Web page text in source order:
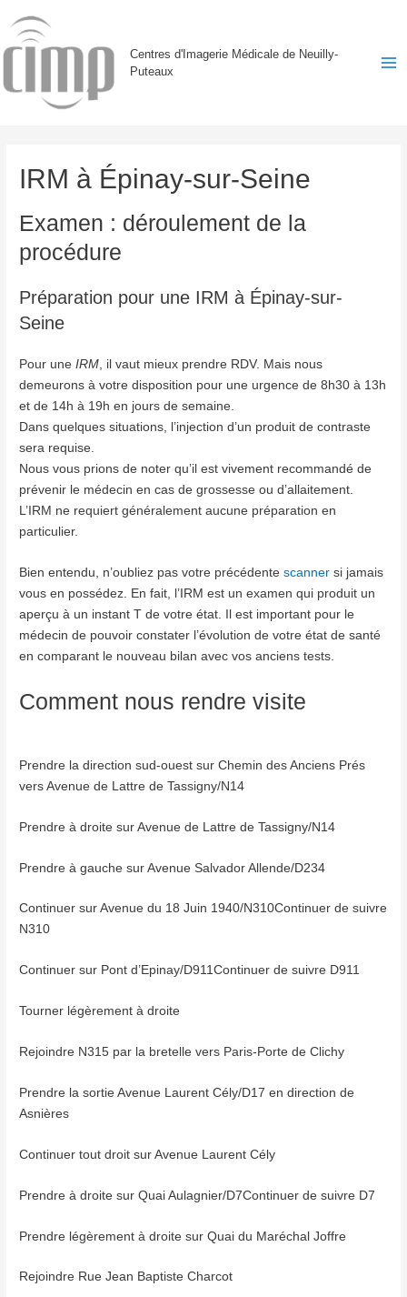
Centres d'Imagerie Médicale de Neuilly-
Puteaux
IRM à Épinay-sur-Seine
Examen : déroulement de la
procédure
Préparation pour une IRM à Épinay-sur-
Seine
Pour uneIRM, il vaut mieux prendre RDV. Mais nous
demeurons à votre disposition pour une urgence de 8h30 à 13h
et de 14h à 19h en jours de semaine.
Dans quelques situations, l’injection d’un produit de contraste
sera requise.
Nous vous prions de noter qu’il est vivement recommandé de
prévenir le médecin en cas de grossesse ou d’allaitement.
L’IRM ne requiert généralement aucune préparation en
particulier.
Bien entendu, n’oubliez pas votre précédentescanner si jamais
vous en possédez. En fait, l’IRM est un examen qui produit un
aperçu à un instant T de votre état. Il est important pour le
médecin de pouvoir constater l’évolution de votre état de santé
en comparant le nouveau bilan avec vos anciens tests.
Comment nous rendre visite
Prendre la direction sud-ouest sur Chemin des Anciens Prés
vers Avenue de Lattre de Tassigny/N14
Prendre à droite sur Avenue de Lattre de Tassigny/N14
Prendre à gauche sur Avenue Salvador Allende/D234
Continuer sur Avenue du 18 Juin 1940/N310Continuer de suivre
N310
Continuer sur Pont d’Epinay/D911Continuer de suivre D911
Tourner légèrement à droite
Rejoindre N315 par la bretelle vers Paris-Porte de Clichy
Prendre la sortie Avenue Laurent Cély/D17 en direction de
Asnières
Continuer tout droit sur Avenue Laurent Cély
Prendre à droite sur Quai Aulagnier/D7Continuer de suivre D7
Prendre légèrement à droite sur Quai du Maréchal Joffre
Rejoindre Rue Jean Baptiste Charcot